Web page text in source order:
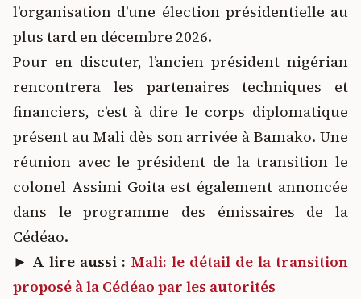
l’organisation d’une élection présidentielle au
plus tard en décembre 2026.
Pour en discuter, l’ancien président nigérian
rencontrera les partenaires techniques et
financiers, c’est à dire le corps diplomatique
présent au Mali dès son arrivée à Bamako. Une
réunion avec le président de la transition le
colonel Assimi Goita est également annoncée
dans le programme des émissaires de la
Cédéao.
► A lire aussi : Mali: le détail de la transition
proposé à la Cédéao par les autorités